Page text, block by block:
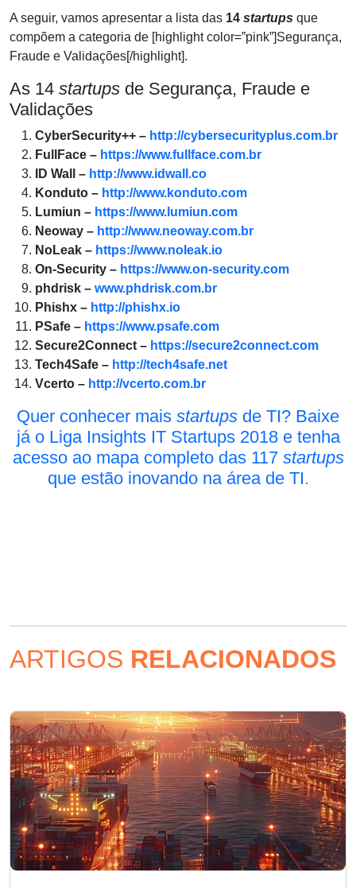
A seguir, vamos apresentar a lista das 14 startups que
compõem a categoria de [highlight color=”pink”]Segurança,
Fraude e Validações[/highlight].
As 14 startups de Segurança, Fraude e
Validações
CyberSecurity++ – http://cybersecurityplus.com.br
FullFace – https://www.fullface.com.br
ID Wall – http://www.idwall.co
Konduto – http://www.konduto.com
Lumiun – https://www.lumiun.com
Neoway – http://www.neoway.com.br
NoLeak – https://www.noleak.io
On-Security – https://www.on-security.com
phdrisk – www.phdrisk.com.br
Phishx – http://phishx.io
PSafe – https://www.psafe.com
Secure2Connect – https://secure2connect.com
Tech4Safe – http://tech4safe.net
Vcerto – http://vcerto.com.br
Quer conhecer mais startups de TI? Baixe
já o Liga Insights IT Startups 2018 e tenha
acesso ao mapa completo das 117 startups
que estão inovando na área de TI.
ARTIGOS RELACIONADOS